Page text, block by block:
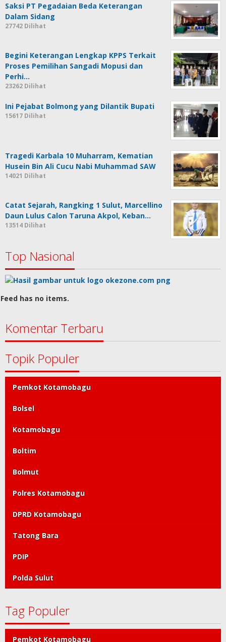
Saksi PT Pegadaian Beda Keterangan
Dalam Sidang
27742 Dilihat
Begini Keterangan Lengkap KPPS Terkait
Proses Pemilihan Sangadi Mopusi dan
Perhi…
23262 Dilihat
Ini Pejabat Bolmong yang Dilantik Bupati
15617 Dilihat
Tragedi Karbala 10 Muharram, Kematian
Husein Bin Ali Cucu Nabi Muhammad SAW
14021 Dilihat
Catat Sejarah, Rangking 1 Sulut, Marcellino
Daun Lulus Calon Taruna Akpol, Keban…
13514 Dilihat
Top Nasional
Feed has no items.
Komentar Terbaru
Topik Populer
Pemkot Kotamobagu
Bolsel
Kotamobagu
Boltim
Bolmut
Polres Kotamobagu
DPRD Kotamobagu
Tatong Bara
PDIP
Polda Sulut
Tag Populer
Pemkot Kotamobagu